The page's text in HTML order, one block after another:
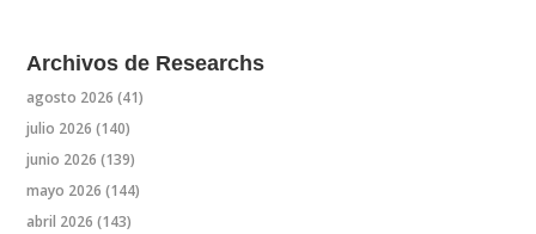
Archivos de Researchs
agosto 2026 (41)
julio 2026 (140)
junio 2026 (139)
mayo 2026 (144)
abril 2026 (143)